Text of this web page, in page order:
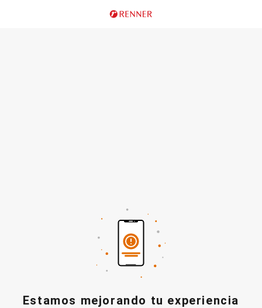
Estamos mejorando tu experiencia